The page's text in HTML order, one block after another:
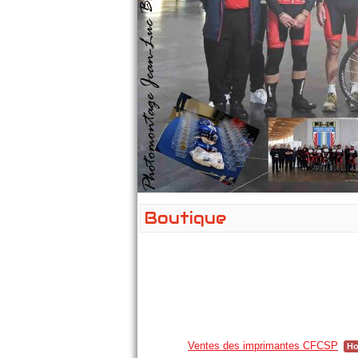
Boutique
Ventes des imprimantes CFCSP